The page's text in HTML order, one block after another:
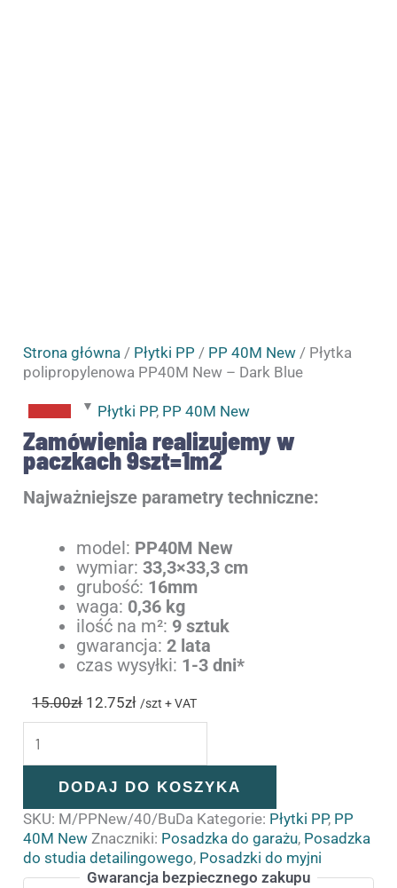
Strona główna / Płytki PP / PP 40M New / Płytka
polipropylenowa PP40M New – Dark Blue
Płytki PP, PP 40M New
Zamówienia realizujemy w
paczkach 9szt=1m2
Najważniejsze parametry techniczne:
model: PP40M New
wymiar:33,3×33,3 cm
grubość: 16mm
waga: 0,36 kg
ilość na m²: 9 sztuk
gwarancja:2 lata
czas wysyłki: 1-3 dni*
15.00zł 12.75zł /szt + VAT
DODAJ DO KOSZYKA
SKU: M/PPNew/40/BuDa Kategorie: Płytki PP, PP
40M New Znaczniki: Posadzka do garażu, Posadzka
do studia detailingowego, Posadzki do myjni
Gwarancja bezpiecznego zakupu